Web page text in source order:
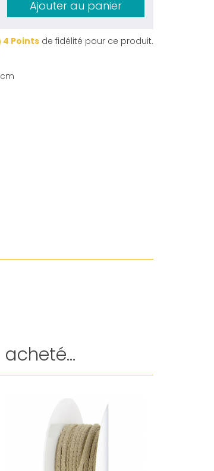
Ajouter au panier
4 Pointsde fidélité pour ce produit.